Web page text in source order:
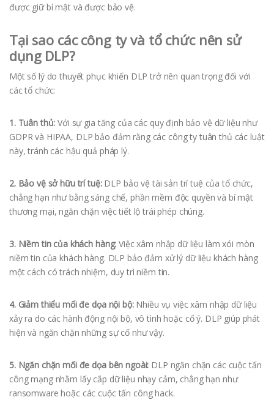
được giữ bí mật và được bảo vệ.
Tại sao các công ty và tổ chức nên sử
dụng DLP?
Một số lý do thuyết phục khiến DLP trở nên quan trọng đối với
các tổ chức:
1. Tuân thủ: Với sự gia tăng của các quy định bảo vệ dữ liệu như
GDPR và HIPAA, DLP bảo đảm rằng các công ty tuân thủ các luật
này, tránh các hậu quả pháp lý.
2. Bảo vệ sở hữu trí tuệ:DLP bảo vệ tài sản trí tuệ của tổ chức,
chẳng hạn như bằng sáng chế, phần mềm độc quyền và bí mật
thương mại, ngăn chặn việc tiết lộ trái phép chúng.
3. Niềm tin của khách hàng: Việc xâm nhập dữ liệu làm xói mòn
niềm tin của khách hàng. DLP bảo đảm xử lý dữ liệu khách hàng
một cách có trách nhiệm, duy trì niềm tin.
4. Giảm thiểu mối đe dọa nội bộ:Nhiều vụ việc xâm nhập dữ liệu
xảy ra do các hành động nội bộ, vô tình hoặc cố ý. DLP giúp phát
hiện và ngăn chặn những sự cố như vậy.
5. Ngăn chặn mối đe dọa bên ngoài: DLP ngăn chặn các cuộc tấn
công mạng nhằm lấy cắp dữ liệu nhạy cảm, chẳng hạn như
ransomware hoặc các cuộc tấn công hack.